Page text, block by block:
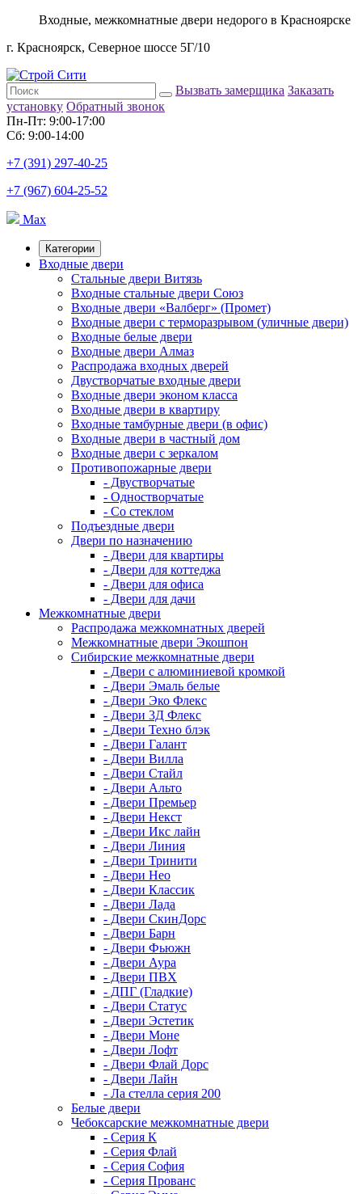
Входные, межкомнатные двери недорого в Красноярске
г. Красноярск, Северное шоссе 5Г/10
Вызвать замерщика Заказать
установку Обратный звонок
Пн-Пт: 9:00-17:00
Сб: 9:00-14:00
+7 (391) 297-40-25
+7 (967) 604-25-52
Max
Категории
Входные двери
Стальные двери Витязь
Входные стальные двери Союз
Входные двери «Валберг» (Промет)
Входные двери с терморазрывом (уличные двери)
Входные белые двери
Входные двери Алмаз
Распродажа входных дверей
Двустворчатые входные двери
Входные двери эконом класса
Входные двери в квартиру
Входные тамбурные двери (в офис)
Входные двери в частный дом
Входные двери с зеркалом
Противопожарные двери
- Двустворчатые
- Одностворчатые
- Со стеклом
Подъездные двери
Двери по назначению
- Двери для квартиры
- Двери для коттеджа
- Двери для офиса
- Двери для дачи
Межкомнатные двери
Распродажа межкомнатных дверей
Межкомнатные двери Экошпон
Сибирские межкомнатные двери
- Двери с алюминиевой кромкой
- Двери Эмаль белые
- Двери Эко Флекс
- Двери 3Д Флекс
- Двери Техно блэк
- Двери Галант
- Двери Вилла
- Двери Стайл
- Двери Альто
- Двери Премьер
- Двери Некст
- Двери Икс лайн
- Двери Линия
- Двери Тринити
- Двери Нео
- Двери Классик
- Двери Лада
- Двери СкинДорс
- Двери Барн
- Двери Фьюжн
- Двери Аура
- Двери ПВХ
- ДПГ (Гладкие)
- Двери Статус
- Двери Эстетик
- Двери Моне
- Двери Лофт
- Двери Флай Дорс
- Двери Лайн
- Ла стелла серия 200
Белые двери
Чебоксарские межкомнатные двери
- Серия К
- Серия Флай
- Серия София
- Серия Прованс